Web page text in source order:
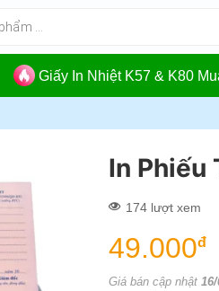
Giấy In Nhiệt K57 & K80
In Phiếu
174 lượt xem
49.000đ
Giá bán cập nhật